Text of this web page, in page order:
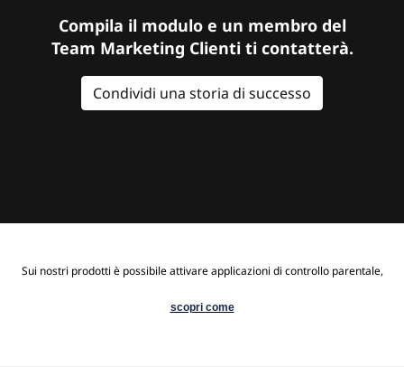
Compila il modulo e un membro del
Team Marketing Clienti ti contatterà.
Condividi una storia di successo
Sui nostri prodotti è possibile attivare applicazioni di controllo parentale,
scopri come